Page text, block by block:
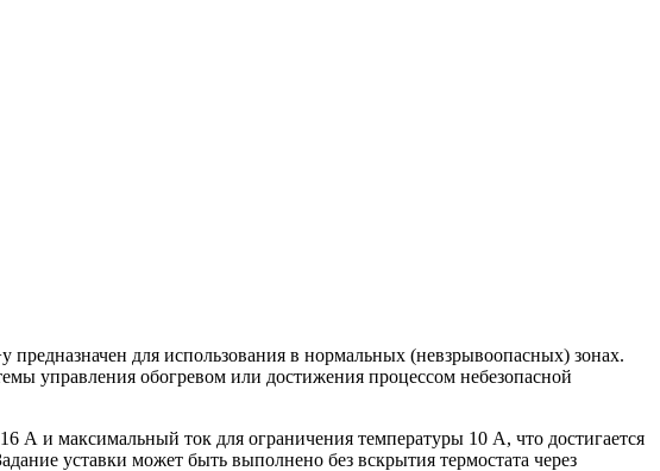
предназначен для использования в нормальных (невзрывоопасных) зонах.
управления обогревом или достижения процессом небезопасной
А и максимальный ток для ограничения температуры 10 А, что достигается
уставки может быть выполнено без вскрытия термостата через